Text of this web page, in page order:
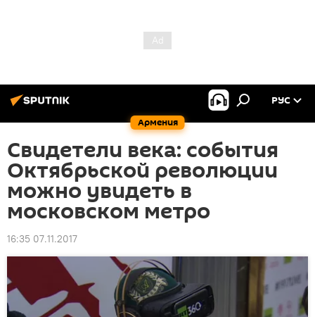
Армения
РУС
Свидетели века: события
Октябрьской революции
можно увидеть в
московском метро
16:35 07.11.2017